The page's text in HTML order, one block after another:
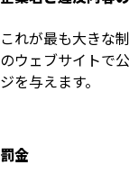
これが最も大きな
のウェブサイトで
ジを与えます。
罰金